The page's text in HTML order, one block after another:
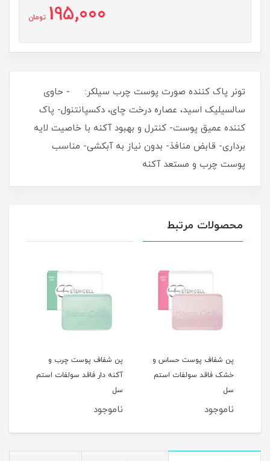
195,000 تومان
تونر پاک کننده صورت پوست چرب سیلکر: - حاوی
سالسیلیک اسید، عصاره درخت چای، دکسپانتنول- پاک
کننده عمیق پوست- کنترل و بهبود آکنه با خاصیت لایه
برداری- قابض منافذ- بدون نیاز به آبکشی- مناسب
پوست چرب و مستعد آکنه
محصولات مرتبط
پن شفاف پوست حساس و
خشک فاقد سولفات استم
سل
ناموجود
پن شفاف پوست چرب و
آکنه دار فاقد سولفات استم
سل
ناموجود